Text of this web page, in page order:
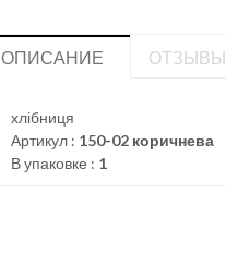
ОПИСАНИЕ ОТЗЫВЫ
хлібниця
Артикул : 150-02 коричнева
В упаковке : 1